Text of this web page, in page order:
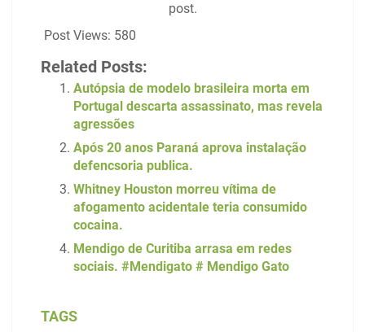
post.
Post Views: 580
Related Posts:
Autópsia de modelo brasileira morta em
Portugal descarta assassinato, mas revela
agressões
Após 20 anos Paraná aprova instalação
defencsoria publica.
Whitney Houston morreu vítima de
afogamento acidentale teria consumido
cocaina.
Mendigo de Curitiba arrasa em redes
sociais. #Mendigato # Mendigo Gato
TAGS